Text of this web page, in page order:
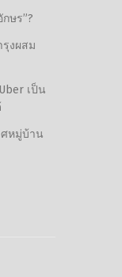
ษร”?
งผสม
เป็น
ศหมู่บ้าน